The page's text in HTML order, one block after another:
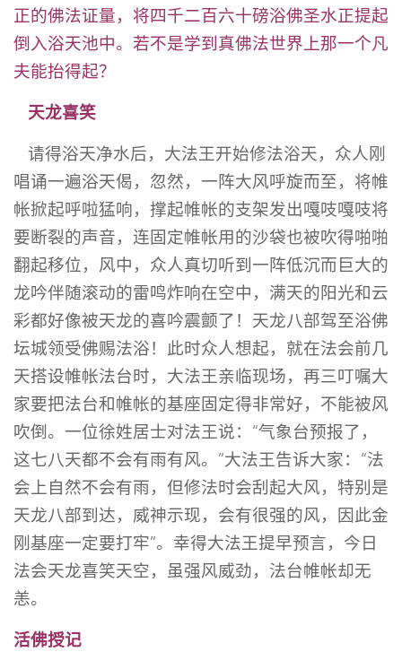
正的佛法证量，将四千二百六十磅浴佛圣水正提起
倒入浴天池中。若不是学到真佛法世界上那一个凡
夫能抬得起？
天龙喜笑
请得浴天净水后，大法王开始修法浴天，众人刚
唱诵一遍浴天偈，忽然，一阵大风呼旋而至，将帷
帐掀起呼啦猛响，撑起帷帐的支架发出嘎吱嘎吱将
要断裂的声音，连固定帷帐用的沙袋也被吹得啪啪
翻起移位，风中，众人真切听到一阵低沉而巨大的
龙吟伴随滚动的雷鸣炸响在空中，满天的阳光和云
彩都好像被天龙的喜吟震颤了！天龙八部驾至浴佛
坛城领受佛赐法浴！此时众人想起，就在法会前几
天搭设帷帐法台时，大法王亲临现场，再三叮嘱大
家要把法台和帷帐的基座固定得非常好，不能被风
吹倒。一位徐姓居士对法王说：“气象台预报了，
这七八天都不会有雨有风。”大法王告诉大家：“法
会上自然不会有雨，但修法时会刮起大风，特别是
天龙八部到达，威神示现，会有很强的风，因此金
刚基座一定要打牢”。幸得大法王提早预言，今日
法会天龙喜笑天空，虽强风威劲，法台帷帐却无
恙。
活佛授记